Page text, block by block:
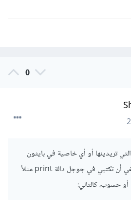
0
تريدينها أو أي خاصية في بايثون
على موسوعة حسوب، يكفي أن تكتبي في جوجل دالة print مثلاً
حسوب، كالتالي: